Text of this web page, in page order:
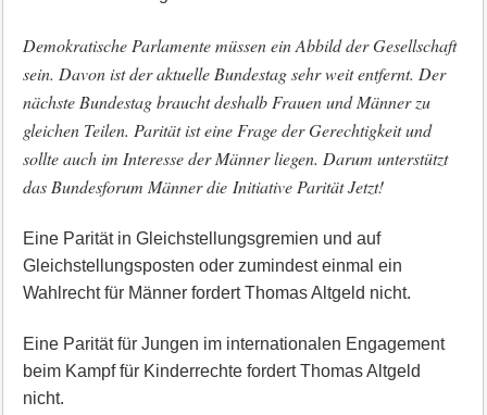
Demokratische Parlamente müssen ein Abbild der Gesellschaft
sein. Davon ist der aktuelle Bundestag sehr weit entfernt. Der
nächste Bundestag braucht deshalb Frauen und Männer zu
gleichen Teilen. Parität ist eine Frage der Gerechtigkeit und
sollte auch im Interesse der Männer liegen. Darum unterstützt
das Bundesforum Männer die Initiative Parität Jetzt!
Eine Parität in Gleichstellungsgremien und auf
Gleichstellungsposten oder zumindest einmal ein
Wahlrecht für Männer fordert Thomas Altgeld nicht.
Eine Parität für Jungen im internationalen Engagement
beim Kampf für Kinderrechte fordert Thomas Altgeld
nicht.